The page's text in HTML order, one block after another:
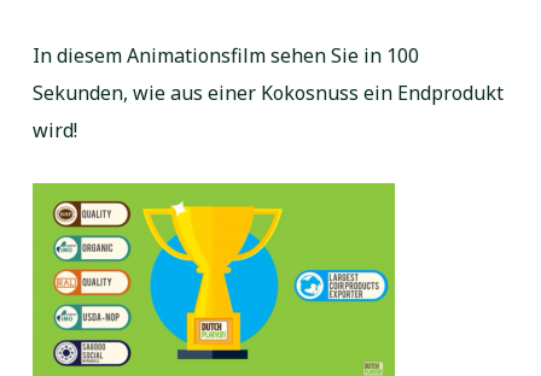
In diesem Animationsfilm sehen Sie in 100
Sekunden, wie aus einer Kokosnuss ein Endprodukt
wird!